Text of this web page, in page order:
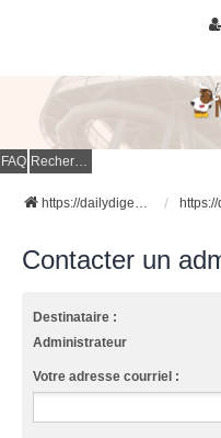
FAQ Rechercher
https://dailydigesthub.com
Contacter un
Destinataire :
Administrateur
Votre adresse courriel :